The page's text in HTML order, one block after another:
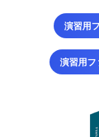
演習用
演習用フ